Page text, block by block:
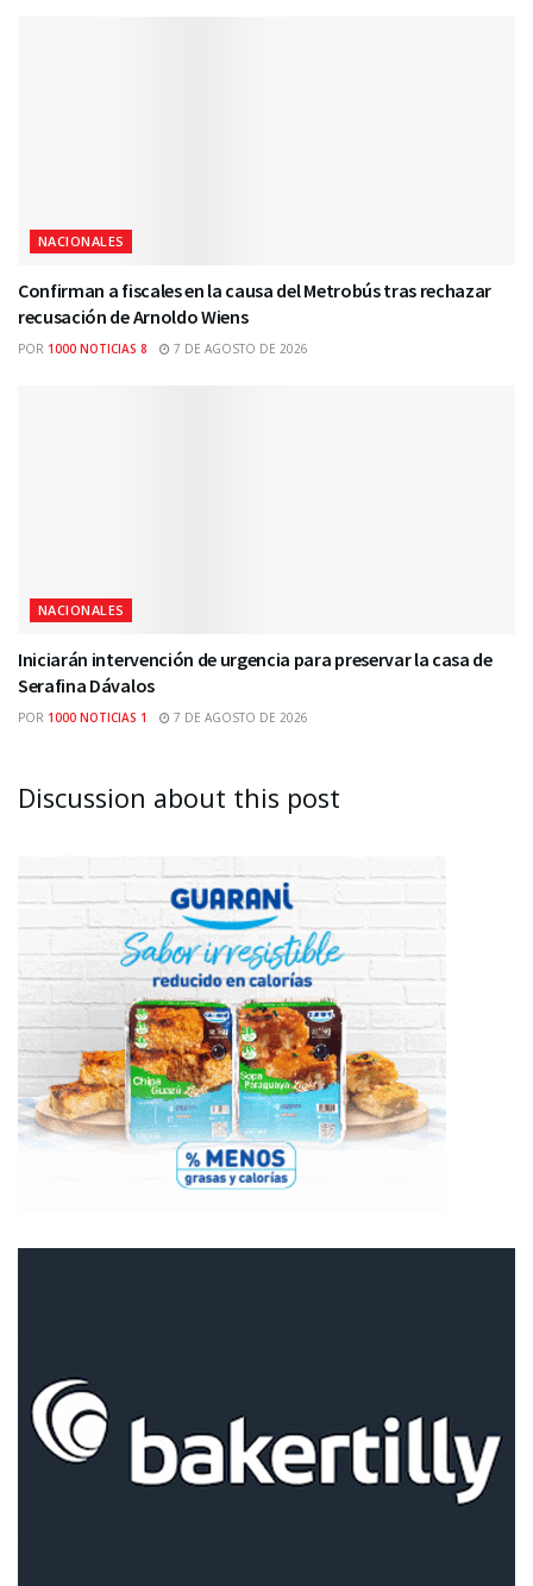
NACIONALES
Confirman a fiscales en la causa del Metrobús tras rechazar
recusación de Arnoldo Wiens
POR 1000 NOTICIAS 8 7 DE AGOSTO DE 2026
NACIONALES
Iniciarán intervención de urgencia para preservar la casa de
Serafina Dávalos
POR 1000 NOTICIAS 1 7 DE AGOSTO DE 2026
Discussion about this post